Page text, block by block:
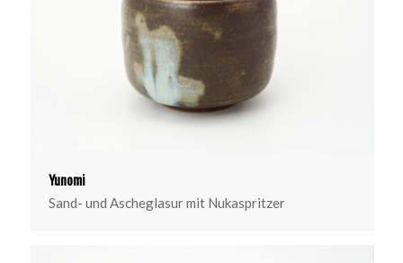
Yunomi
Sand- und Ascheglasur mit Nukaspritzer